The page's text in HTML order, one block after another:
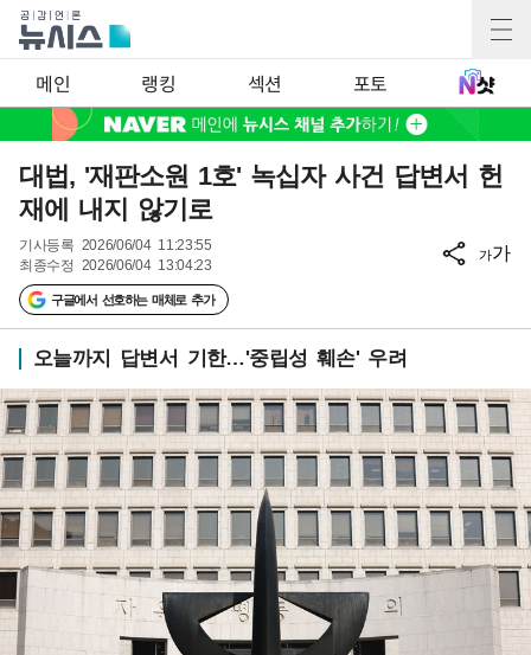
메인 랭킹 섹션 포토
대법, '재판소원 1호' 녹십자 사건 답변서 헌
재에 내지 않기로
기사등록 2026/06/04 11:23:55
최종수정 2026/06/04 13:04:23
구글에서 선호하는 매체로 추가
가가
오늘까지 답변서 기한…'중립성 훼손' 우려